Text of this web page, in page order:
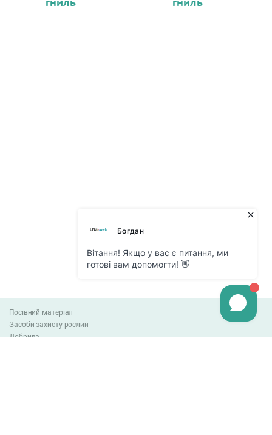
гниль
гниль
Посівний матеріал
Засоби захисту рослин
Добрива